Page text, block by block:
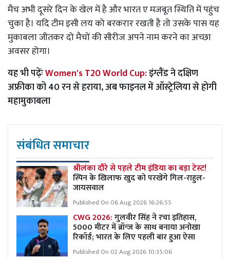
मैच अभी दूसरे दिन के खेल में है और भारत ए मजबूत स्थिति में पहुंच
चुका है। यदि टीम इसी लय को बरकरार रखती है तो उसके पास यह
मुकाबला जीतकर दो मैचों की सीरीज अपने नाम करने का अच्छा
अवसर होगा।
यह भी पढ़ेंःWomen's T20 World Cup:इंग्लैंड ने दक्षिण
अफ्रीका को 40 रन से हराया, अब फाइनल में ऑस्ट्रेलिया से होगी
महामुकाबला
संबंधित समाचार
श्रीलंका दौरे से पहले टीम इंडिया का बड़ा टेस्ट!
स्पिन के खिलाफ खुद को परखेंगे गिल-राहुल-
जायसवाल
Published On 06 Aug 2026 16:26:55
CWG 2026:गुलवीर सिंह ने रचा इतिहास,
5000 मीटर में ब्रॉन्ज के साथ बनाया अनोखा
रिकॉर्ड; भारत के लिए पहली बार हुआ ऐसा
Published On 02 Aug 2026 10:35:06